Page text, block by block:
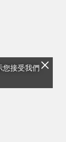
您接受我們